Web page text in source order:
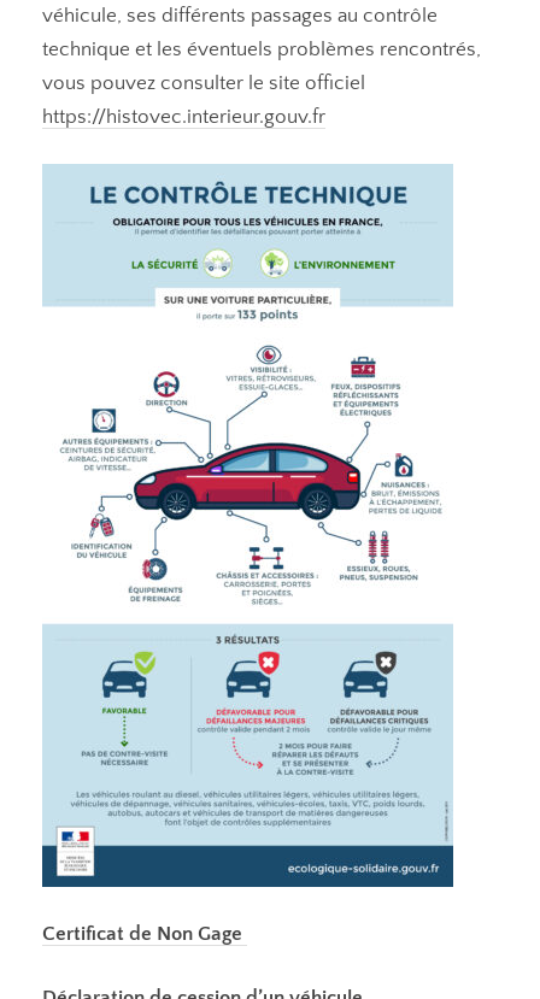
véhicule, ses différents passages au contrôle
technique et les éventuels problèmes rencontrés,
vous pouvez consulter le site officiel
https://histovec.interieur.gouv.fr
Certificat de Non Gage